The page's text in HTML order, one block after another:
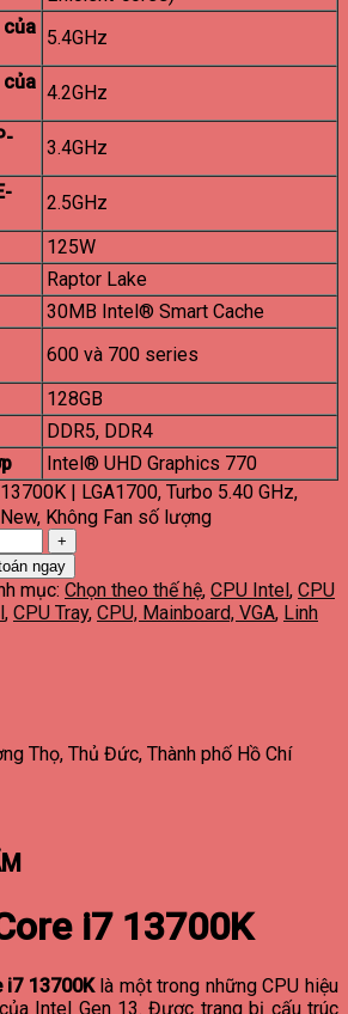
5.4GHz
4.2GHz
3.4GHz
2.5GHz
125W
Raptor Lake
30MB Intel® Smart Cache
600 và 700 series
128GB
DDR5, DDR4
Intel® UHD Graphics 770
| LGA1700, Turbo 5.40 GHz,
Không Fan số lượng
ngay
mục: Chọn theo thế hệ, CPU Intel, CPU
, CPU Tray, CPU, Mainboard, VGA, Linh
Thọ, Thủ Đức, Thành phố Hồ Chí
i7 13700K
i7 13700Klà một trong những CPU hiệu
Intel Gen 13. Được trang bị cấu trúc